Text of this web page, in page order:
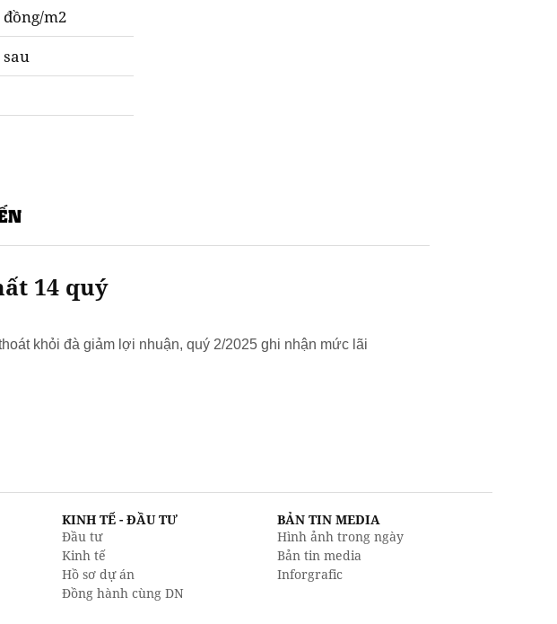
m2
14 quý
khỏi đà giảm lợi nhuận, quý 2/2025 ghi nhận mức lãi
KINH TẾ - ĐẦU TƯ
Đầu tư
Kinh tế
Hồ sơ dự án
Đồng hành cùng DN
BẢN TIN MEDIA
Hình ảnh trong ngày
Bản tin media
Inforgrafic